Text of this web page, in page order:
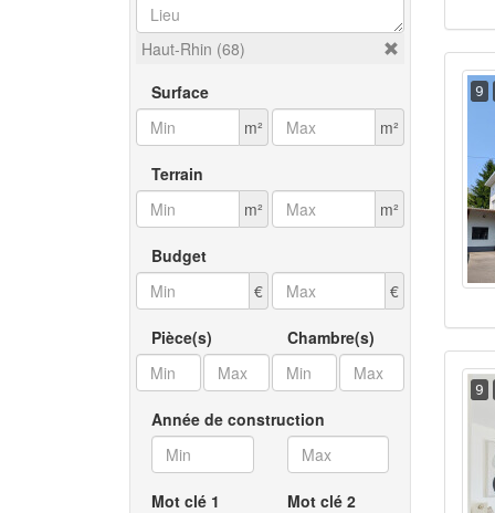
Haut-Rhin (68)
Surface
m²
m²
Terrain
m²
m²
Budget
€
€
Pièce(s) Chambre(s)
Année de construction
Mot clé 1 Mot clé 2
9
9